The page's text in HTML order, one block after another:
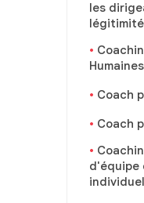
les
légitimité
Humaines
Coach
Coach
d'équipe
individuel